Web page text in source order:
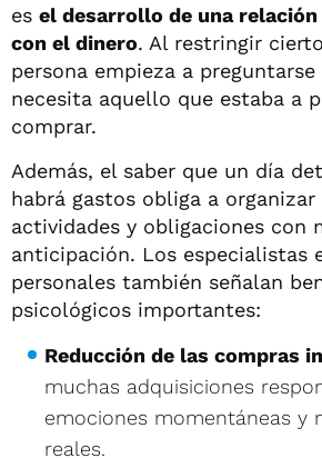
es el desarrollo de una
con el dinero. Al restringir
persona empieza a
necesita aquello que estaba a
comprar.
Además, el saber que un día
habrá gastos obliga a organizar
actividades y obligaciones con
anticipación. Los especialistas
personales también señalan
psicológicos importantes:
Reducción de las compras
muchas adquisiciones
emociones momentáneas y
reales.